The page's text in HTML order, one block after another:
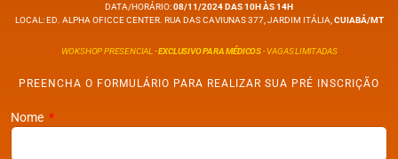
DATA/HORÁRIO:08/11/2024 DAS 10H ÀS 14H
LOCAL: ED. ALPHA OFICCE CENTER. RUA DAS CAVIUNAS 377, JARDIM ITÁLIA, CUIABÁ/MT
WOKSHOP PRESENCIAL -EXCLUSIVO PARA MÉDICOS- VAGAS LIMITADAS
PREENCHA O FORMULÁRIO PARA REALIZAR SUA PRÉ INSCRIÇÃO
Nome